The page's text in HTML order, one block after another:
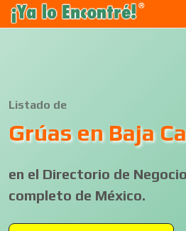
Listado de
Grúas en Baja
en el Directorio de
completo de México.